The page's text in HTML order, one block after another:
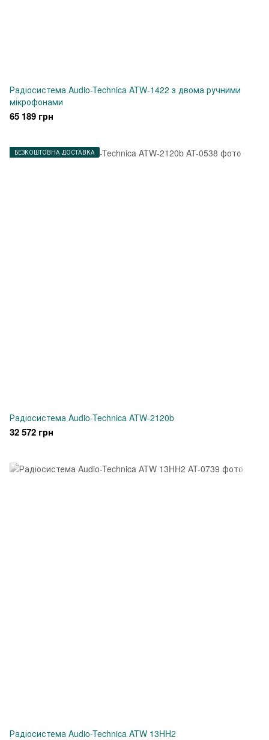
Радіосистема Audio-Technica ATW-1422 з двома ручними
мікрофонами
65 189 грн
БЕЗКОШТОВНА ДОСТАВКА
Радіосистема Audio-Technica ATW-2120b
32 572 грн
Радіосистема Audio-Technica ATW 13HH2